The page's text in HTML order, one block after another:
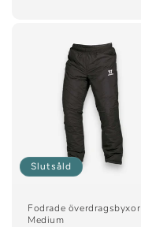
Slutsåld
Fodrade överdragsbyxor
Medium